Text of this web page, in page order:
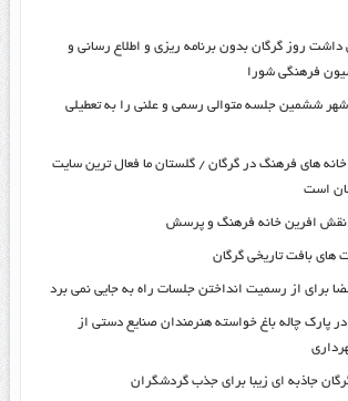
داشت روز گرگان بدون برنامه ریزی و اطلاع رسانی و
فرهنگی شورا
ششمین جلسه متوالی رسمی و علنی را به تعطیلی
های فرهنگ در گرگان / گلستان ما فعال ترین سایت
است
نقش افرین خانه فرهنگ و پرسش
های بافت تاریخی گرگان
برای از رسمیت انداختن جلسات راه به جایی نمی برد
در پارک چاله باغ خواسته هنرمندان صنایع دستی از
جاذبه ای زیبا برای جذب گردشگران